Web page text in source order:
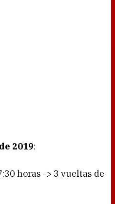
2019:
horas -> 3 vueltas de